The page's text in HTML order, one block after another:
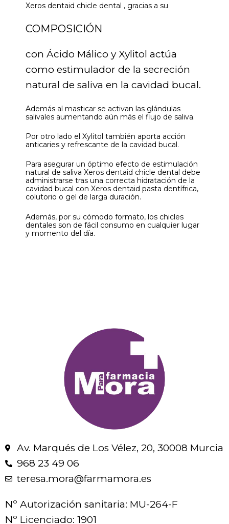
Xeros dentaid chicle dental , gracias a su
COMPOSICIÓN
con Ácido Málico y Xylitol actúa
como estimulador de la secreción
natural de saliva en la cavidad bucal.
Además al masticar se activan las glándulas
salivales aumentando aún más el flujo de saliva.
Por otro lado el Xylitol también aporta acción
anticaries y refrescante de la cavidad bucal.
Para asegurar un óptimo efecto de estimulación
natural de saliva Xeros dentaid chicle dental debe
administrarse tras una correcta hidratación de la
cavidad bucal con Xeros dentaid pasta dentífrica,
colutorio o gel de larga duración.
Además, por su cómodo formato, los chicles
dentales son de fácil consumo en cualquier lugar
y momento del día.
Av. Marqués de Los Vélez, 20, 30008 Murcia
968 23 49 06
teresa.mora@farmamora.es
Nº Autorización sanitaria: MU-264-F
Nº Licenciado: 1901